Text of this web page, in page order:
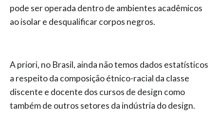
pode ser operada dentro de ambientes acadêmicos
ao isolar e desqualificar corpos negros.
A priori, no Brasil, ainda não temos dados estatísticos
a respeito da composição étnico-racial da classe
discente e docente dos cursos de design como
também de outros setores da indústria do design.